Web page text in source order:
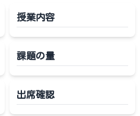
授業内容
課題の量
出席確認